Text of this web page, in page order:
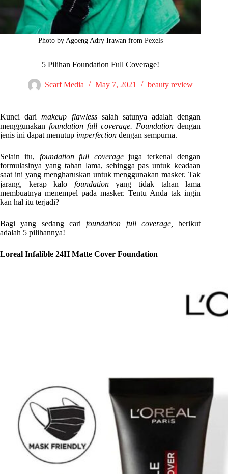
Photo by Agoeng Adry Irawan from Pexels
5 Pilihan Foundation Full Coverage!
Scarf Media May 7, 2021 beauty review
Kunci darimakeup flawless salah satunya adalah dengan
menggunakanfoundation full coverage. Foundationdengan
jenis ini dapat menutup imperfection dengan sempurna.
Selain itu, foundation full coveragejuga terkenal dengan
formulasinya yang tahan lama, sehingga pas untuk keadaan
saat ini yang mengharuskan untuk menggunakan masker. Tak
jarang, kerap kalo foundationyang tidak tahan lama
membuatnya menempel pada masker. Tentu Anda tak ingin
kan hal itu terjadi?
Bagi yang sedang carifoundation full coverage,
berikut
adalah 5 pilihannya!
Loreal Infalible 24H Matte Cover Foundation